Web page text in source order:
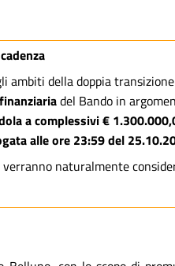
ambiti della doppia transizione
del Bando in
a complessivi €
alle ore 23:59 del
naturalmente